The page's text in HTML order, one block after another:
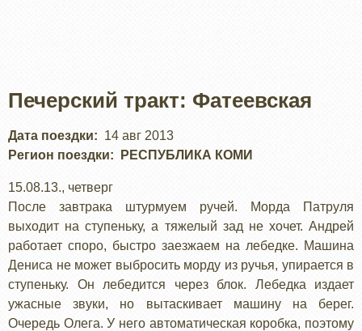
Печерский тракт: Фатеевская
Дата поездки
14 авг 2013
Регион поездки
РЕСПУБЛИКА КОМИ
15.08.13., четверг
После завтрака штурмуем ручей. Морда Патруля
выходит на ступеньку, а тяжелый зад не хочет. Андрей
работает споро, быстро заезжаем на лебедке. Машина
Дениса не может выбросить морду из ручья, упирается в
ступеньку. Он лебедится через блок. Лебедка издает
ужасные звуки, но вытаскивает машину на берег.
Очередь Олега. У него автоматическая коробка, поэтому